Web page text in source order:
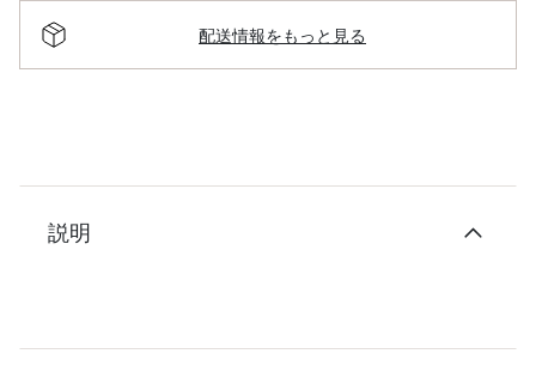
配送情報をもっと見る
説明